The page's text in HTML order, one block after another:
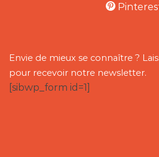
Envie de mieux se connaître ?
pour recevoir notre newsletter.
[sibwp_form id=1]